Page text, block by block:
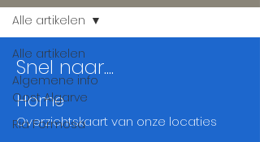
Alle artikelen
Algemene info
Oost Algarve
Ria Formosa
Alle artikelen
Snel naar....
Home
Overzichtskaartvan onze locaties